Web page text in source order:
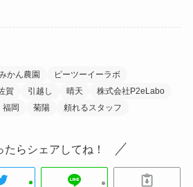
かん農園
ピーツーイーラボ
賀 引越し 晴天
株式会社P2eLabo
福岡 菊陽 頼れるスタッフ
たらシェアしてね！